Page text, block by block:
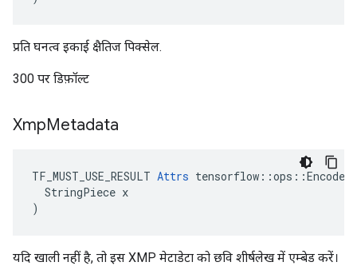
प्रति घनत्व इकाई क्षैतिज पिक्सेल.
300 पर डिफ़ॉल्ट
XmpMetadata
TF_MUST_USE_RESULT Attrs
  StringPiece x
)
यदि खाली नहीं है, तो इस XMP मेटाडेटा को छवि शीर्षलेख में एम्बेड करें।